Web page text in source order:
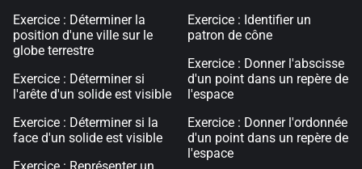
Exercice : Déterminer la
position d'une ville sur le
globe terrestre
Exercice : Déterminer si
l'arête d'un solide est visible
Exercice : Déterminer si la
face d'un solide est visible
Exercice : Identifier un
patron de cône
Exercice : Donner l'abscisse
d'un point dans un repère de
l'espace
Exercice : Donner l'ordonnée
d'un point dans un repère de
l'espace